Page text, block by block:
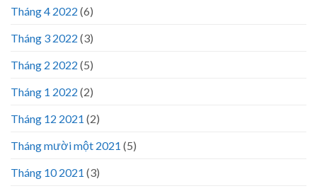
Tháng 4 2022 (6)
Tháng 3 2022 (3)
Tháng 2 2022 (5)
Tháng 1 2022 (2)
Tháng 12 2021 (2)
Tháng mười một 2021 (5)
Tháng 10 2021 (3)